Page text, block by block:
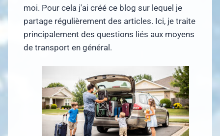
moi. Pour cela j'ai créé ce blog sur lequel je
partage régulièrement des articles. Ici, je traite
principalement des questions liés aux moyens
de transport en général.